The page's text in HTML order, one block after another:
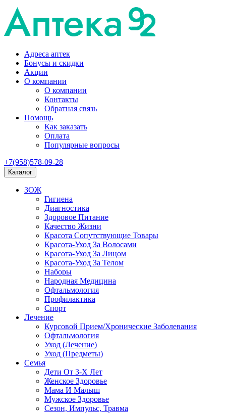
Адреса аптек
Бонусы и скидки
Акции
О компании
О компании
Контакты
Обратная связь
Помощь
Как заказать
Оплата
Популярные вопросы
+7(958)578-09-28
Каталог
ЗОЖ
Гигиена
Диагностика
Здоровое Питание
Качество Жизни
Красота Сопутствующие Товары
Красота-Уход За Волосами
Красота-Уход За Лицом
Красота-Уход За Телом
Наборы
Народная Медицина
Офтальмология
Профилактика
Спорт
Лечение
Курсовой Прием/Хронические Заболевания
Офтальмология
Уход (Лечение)
Уход (Предметы)
Семья
Дети От 3-Х Лет
Женское Здоровье
Мама И Малыш
Мужское Здоровье
Сезон, Импульс, Травма